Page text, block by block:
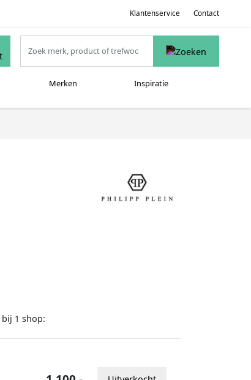
Klantenservice Contact
Merken Inspiratie
bij 1 shop: